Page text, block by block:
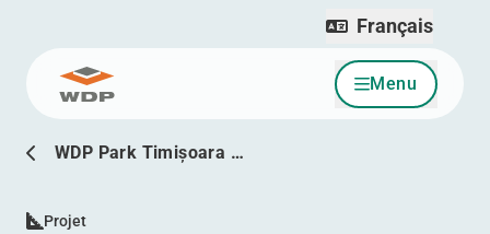
Allez au contenu Menu
Français
WDP Park Timișoara …
Projet